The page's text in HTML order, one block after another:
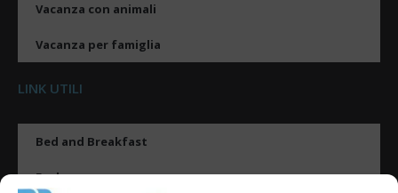
Vacanza con animali
Vacanza per famiglia
LINK UTILI
Bed and Breakfast
Esplora